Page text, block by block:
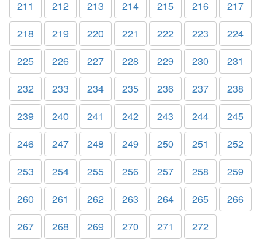
211 212 213 214 215 216
217
218
219 220 221 222 223
224
225
226 227 228 229 230
231
232
233 234 235 236 237
238
239
240 241 242 243 244
245
246
247 248 249 250 251
252
253
254 255 256 257 258
259
260
261 262 263 264 265
266
267
268 269 270 271 272